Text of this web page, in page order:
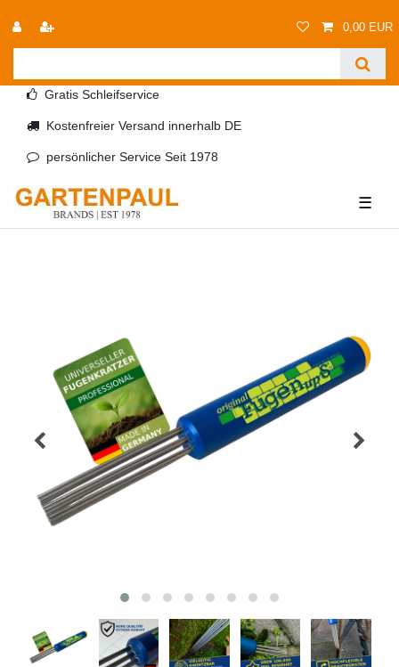
0,00 EUR
Gratis Schleifservice
Kostenfreier Versand innerhalb DE
persönlicher Service Seit 1978
☰